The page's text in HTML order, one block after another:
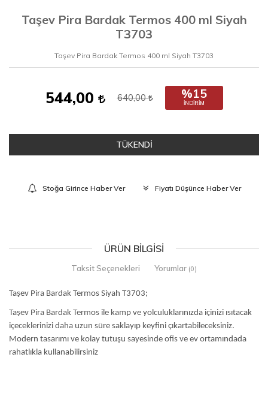
Taşev Pira Bardak Termos 400 ml Siyah
T3703
Taşev Pira Bardak Termos 400 ml Siyah T3703
544,00 640,00 %15
İNDIRIM
TÜKENDİ
Stoğa Girince Haber Ver Fiyatı Düşünce Haber Ver
ÜRÜN BILGISI
Taksit Seçenekleri Yorumlar (0)
Taşev Pira Bardak Termos Siyah T3703;
Taşev Pira Bardak Termos ile kamp ve yolculuklarınızda içinizi ısıtacak
içeceklerinizi daha uzun süre saklayıp keyfini çıkartabileceksiniz.
Modern tasarımı ve kolay tutuşu sayesinde ofis ve ev ortamındada
rahatlıkla kullanabilirsiniz